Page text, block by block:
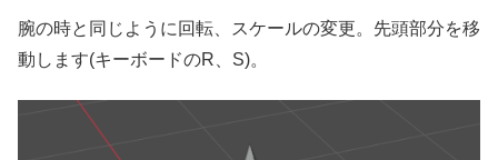
腕の時と同じように回転、スケールの変更。先頭部分を移
動します(キーボードのR、S)。